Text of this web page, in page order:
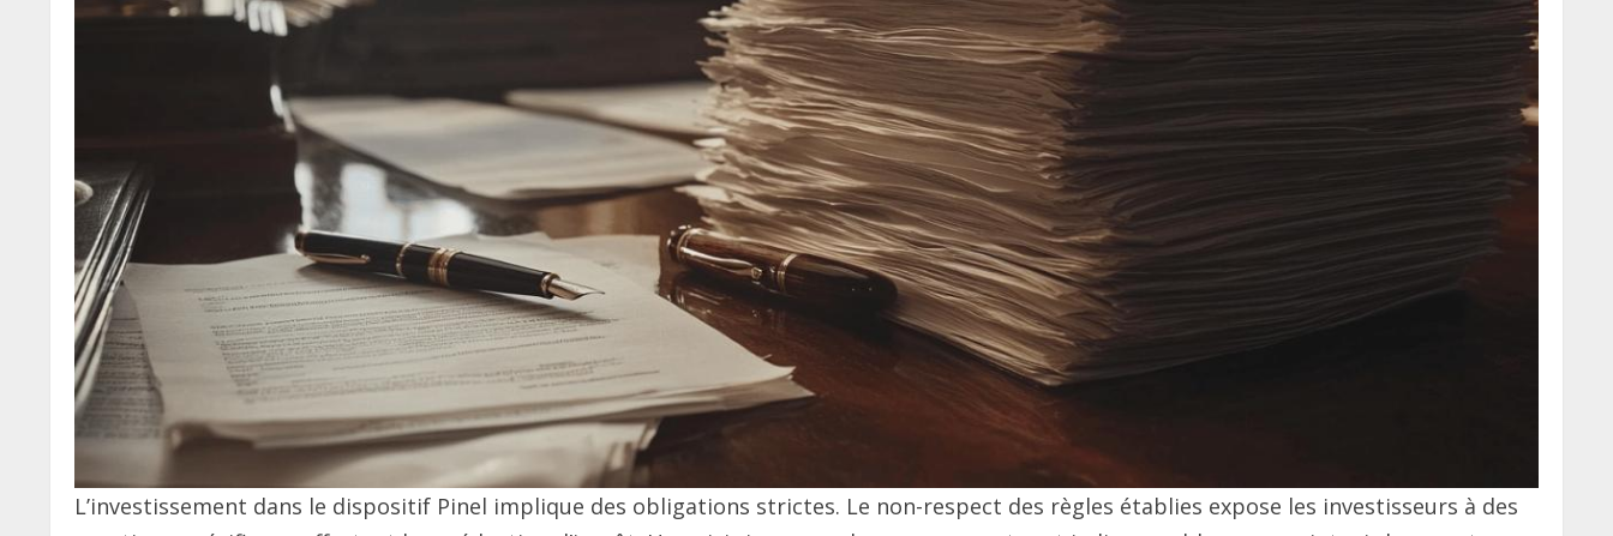
L’investissement dans le dispositif Pinel implique des obligations strictes. Le non-respect des règles établies expose les investisseurs à des